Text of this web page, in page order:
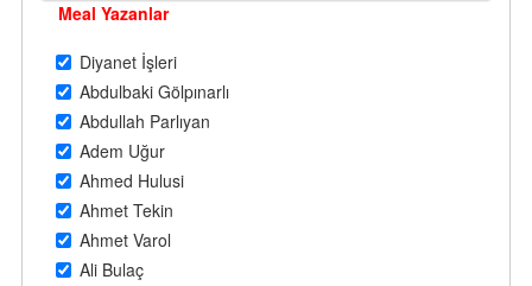
Meal Yazanlar
Diyanet İşleri
Abdulbaki Gölpınarlı
Abdullah Parlıyan
Adem Uğur
Ahmed Hulusi
Ahmet Tekin
Ahmet Varol
Ali Bulaç